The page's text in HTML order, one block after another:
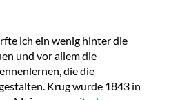
ich ein wenig hinter die
und vor allem die
die die
Krug wurde 1843 in